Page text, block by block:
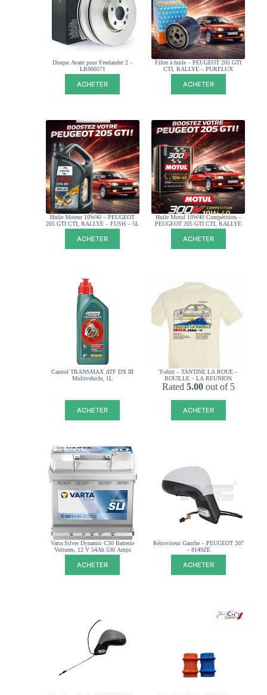
Disque Avant pour Freelander 2 –
LR000571
ACHETER
Filtre à huile – PEUGEOT 205 GTI
CTI, RALLYE – PURFLUX
ACHETER
Huile Moteur 10W40 – PEUGEOT
205 GTI CTI, RALLYE – FUSH – 5L
ACHETER
Huile Motul 10W40 Compétition –
PEUGEOT 205 GTI CTI, RALLYE
ACHETER
Castrol TRANSMAX ATF DX III
Multivehicle, 1L
ACHETER
T-shirt – TANTINE LA ROUE –
ROUILLE – LA REUNION
Rated 5.00out of 5
ACHETER
Varta Silver Dynamic C30 Batterie
Voitures, 12 V 54Ah 530 Amps
ACHETER
Rétroviseur Gauche – PEUGEOT 207
– 8149ZE
ACHETER